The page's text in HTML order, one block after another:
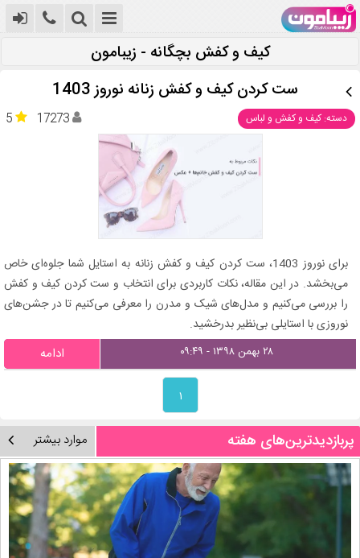
کیف و کفش بچگانه - زیبامون
ست کردن کیف و کفش زنانه نوروز 1403
دسته: کیف و کفش و لباس 5 17273
برای نوروز 1403، ست کردن کیف و کفش زنانه به استایل شما جلوه‌ای خاص
می‌بخشد. در این مقاله، نکات کاربردی برای انتخاب و ست کردن کیف و کفش
را بررسی می‌کنیم و مدل‌های شیک و مدرن را معرفی می‌کنیم تا در جشن‌های
نوروزی با استایلی بی‌نظیر بدرخشید.
۲۸ بهمن ۱۳۹۸ - ۰۹:۴۹ ادامه
۱
پربازدیدترین‌های هفته موارد بیشتر